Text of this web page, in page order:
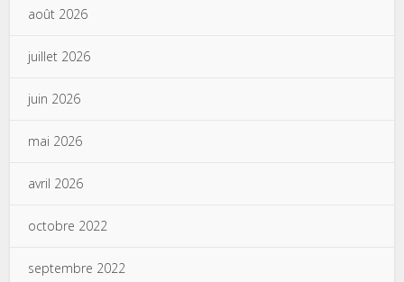
août 2026
juillet 2026
juin 2026
mai 2026
avril 2026
octobre 2022
septembre 2022